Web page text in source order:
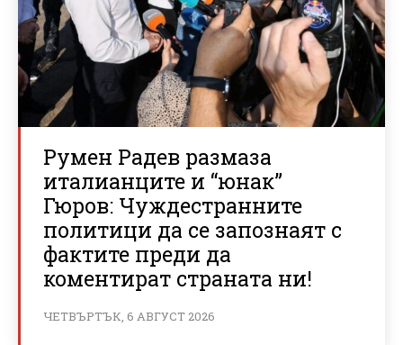
Румен Радев размаза
италианците и “юнак”
Гюров: Чуждестранните
политици да се запознаят с
фактите преди да
коментират страната ни!
ЧЕТВЪРТЪК, 6 АВГУСТ 2026